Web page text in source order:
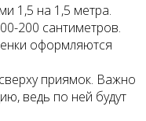
1,5 на 1,5 метра.
200 сантиметров.
оформляются
приямок. Важно
ведь по ней будут